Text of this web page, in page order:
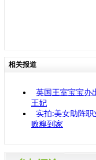
相关报道
英国王室宝宝办
王妃
实拍:美女助阵
败糗到家